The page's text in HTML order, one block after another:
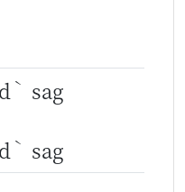
ˋ sag
ˋ sag